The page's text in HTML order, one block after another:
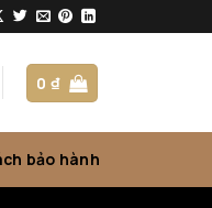
0₫
bảo hành